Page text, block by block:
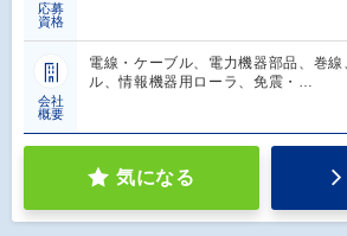
応募
資格
会社
概要
電線・ケーブル、電力機器部品、巻
ル、情報機器用ローラ、免震・…
気になる